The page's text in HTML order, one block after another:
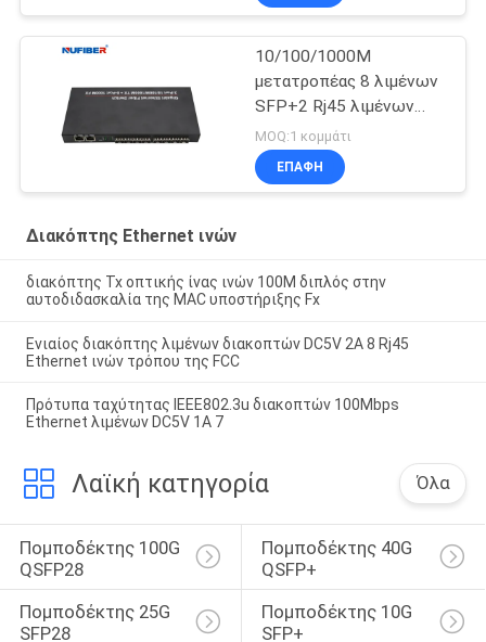
10/100/1000M
μετατροπέας 8 λιμένων
SFP+2 Rj45 λιμένων
οπτικών ινών Ethernet
MEDIA διακοπτών
MOQ:1 κομμάτι
ΕΠΑΦΉ
Διακόπτης Ethernet ινών
διακόπτης Tx οπτικής ίνας ινών 100M διπλός στην
αυτοδιδασκαλία της MAC υποστήριξης Fx
Ενιαίος διακόπτης λιμένων διακοπτών DC5V 2A 8 Rj45
Ethernet ινών τρόπου της FCC
Πρότυπα ταχύτητας IEEE802.3u διακοπτών 100Mbps
Ethernet λιμένων DC5V 1A 7
Λαϊκή κατηγορία Όλα
Πομποδέκτης 100G
QSFP28
Πομποδέκτης 40G
QSFP+
Πομποδέκτης 25G
SFP28
Πομποδέκτης 10G
SFP+